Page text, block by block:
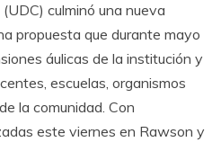
culminó una nueva
propuesta que durante mayo
áulicas de la institución y
escuelas, organismos
la comunidad. Con
este viernes en Rawson y